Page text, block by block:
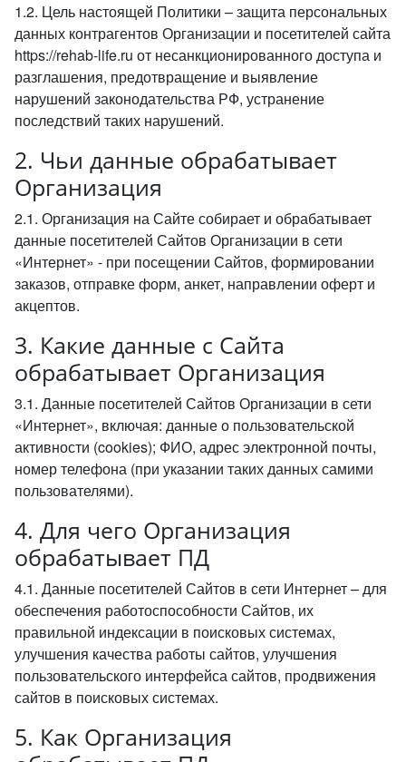
1.2. Цель настоящей Политики – защита персональных
данных контрагентов Организации и посетителей сайта
https://rehab-life.ru от несанкционированного доступа и
разглашения, предотвращение и выявление
нарушений законодательства РФ, устранение
последствий таких нарушений.
2. Чьи данные обрабатывает
Организация
2.1. Организация на Сайте собирает и обрабатывает
данные посетителей Сайтов Организации в сети
«Интернет» - при посещении Сайтов, формировании
заказов, отправке форм, анкет, направлении оферт и
акцептов.
3. Какие данные с Сайта
обрабатывает Организация
3.1. Данные посетителей Сайтов Организации в сети
«Интернет», включая: данные о пользовательской
активности (cookies); ФИО, адрес электронной почты,
номер телефона (при указании таких данных самими
пользователями).
4. Для чего Организация
обрабатывает ПД
4.1. Данные посетителей Сайтов в сети Интернет – для
обеспечения работоспособности Сайтов, их
правильной индексации в поисковых системах,
улучшения качества работы сайтов, улучшения
пользовательского интерфейса сайтов, продвижения
сайтов в поисковых системах.
5. Как Организация